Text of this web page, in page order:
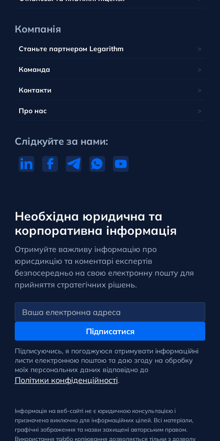
Необхідна юридична та
корпоративна інформація
Отримуйте важливу інформацію про
юрисдикцію та коментарі експертів
безпосередньо на свою електронну пошту для
прийняття стратегічних рішень.
Підписатися
Підписуючись, я погоджуюся отримувати інформаційні
листи електронною поштою та даю згоду на обробку
моїх персональних даних відповідно до
Політики конфіденційності.
Компанія
Станьте партнером Legarithm
Команда
Контакти
Про нас
Слідкуйте за нами:
Інформація на веб-сайті не є юридичною консультацією і
призначена виключно для інформаційних цілей. Всі матеріали,
графічні зображення та назви захищені авторським правом.
Використання та/або копіювання дозволяється тільки з дозволу